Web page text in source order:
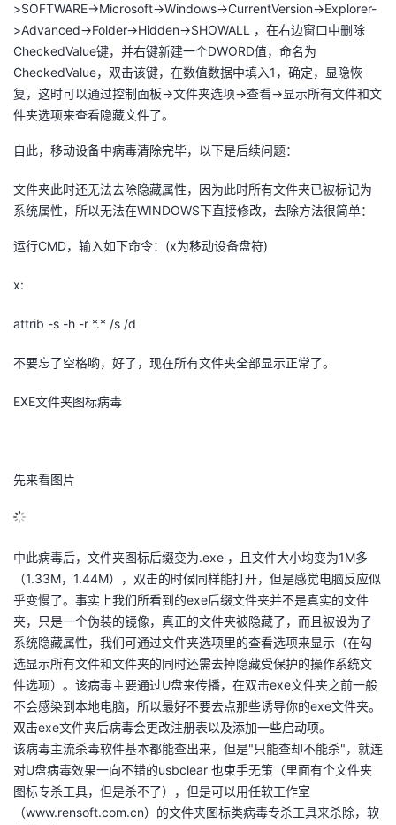
>SOFTWARE->Microsoft->Windows->CurrentVersion->Explorer-
>Advanced->Folder->Hidden->SHOWALL ，在右边窗口中删除
CheckedValue键，并右键新建一个DWORD值，命名为
CheckedValue，双击该键，在数值数据中填入1，确定，显隐恢
复，这时可以通过控制面板->文件夹选项->查看->显示所有文件和文
件夹选项来查看隐藏文件了。
自此，移动设备中病毒清除完毕，以下是后续问题：
文件夹此时还无法去除隐藏属性，因为此时所有文件夹已被标记为
系统属性，所以无法在WINDOWS下直接修改，去除方法很简单：
运行CMD，输入如下命令：(x为移动设备盘符)
x:
attrib -s -h -r *.* /s /d
不要忘了空格哟，好了，现在所有文件夹全部显示正常了。
EXE文件夹图标病毒
先来看图片
中此病毒后，文件夹图标后缀变为.exe ，且文件大小均变为1M多
（1.33M，1.44M），双击的时候同样能打开，但是感觉电脑反应似
乎变慢了。事实上我们所看到的exe后缀文件夹并不是真实的文件
夹，只是一个伪装的镜像，真正的文件夹被隐藏了，而且被设为了
系统隐藏属性，我们可通过文件夹选项里的查看选项来显示（在勾
选显示所有文件和文件夹的同时还需去掉隐藏受保护的操作系统文
件选项）。该病毒主要通过U盘来传播，在双击exe文件夹之前一般
不会感染到本地电脑，所以最好不要去点那些诱导你的exe文件夹。
双击exe文件夹后病毒会更改注册表以及添加一些启动项。
该病毒主流杀毒软件基本都能查出来，但是"只能查却不能杀"，就连
对U盘病毒效果一向不错的usbclear 也束手无策（里面有个文件夹
图标专杀工具，但是杀不了），但是可以用任软工作室
（www.rensoft.com.cn）的文件夹图标类病毒专杀工具来杀除，软